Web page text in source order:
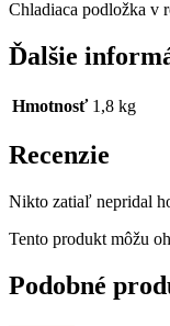
Chladiaca podložka v
Ďalšie
Hmotnosť 1,8 kg
Recenzie
Nikto zatiaľ nepridal
Tento produkt môžu
Podobné